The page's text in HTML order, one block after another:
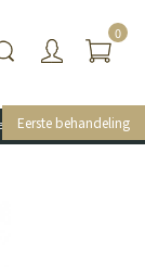
Eerste behandeling
0